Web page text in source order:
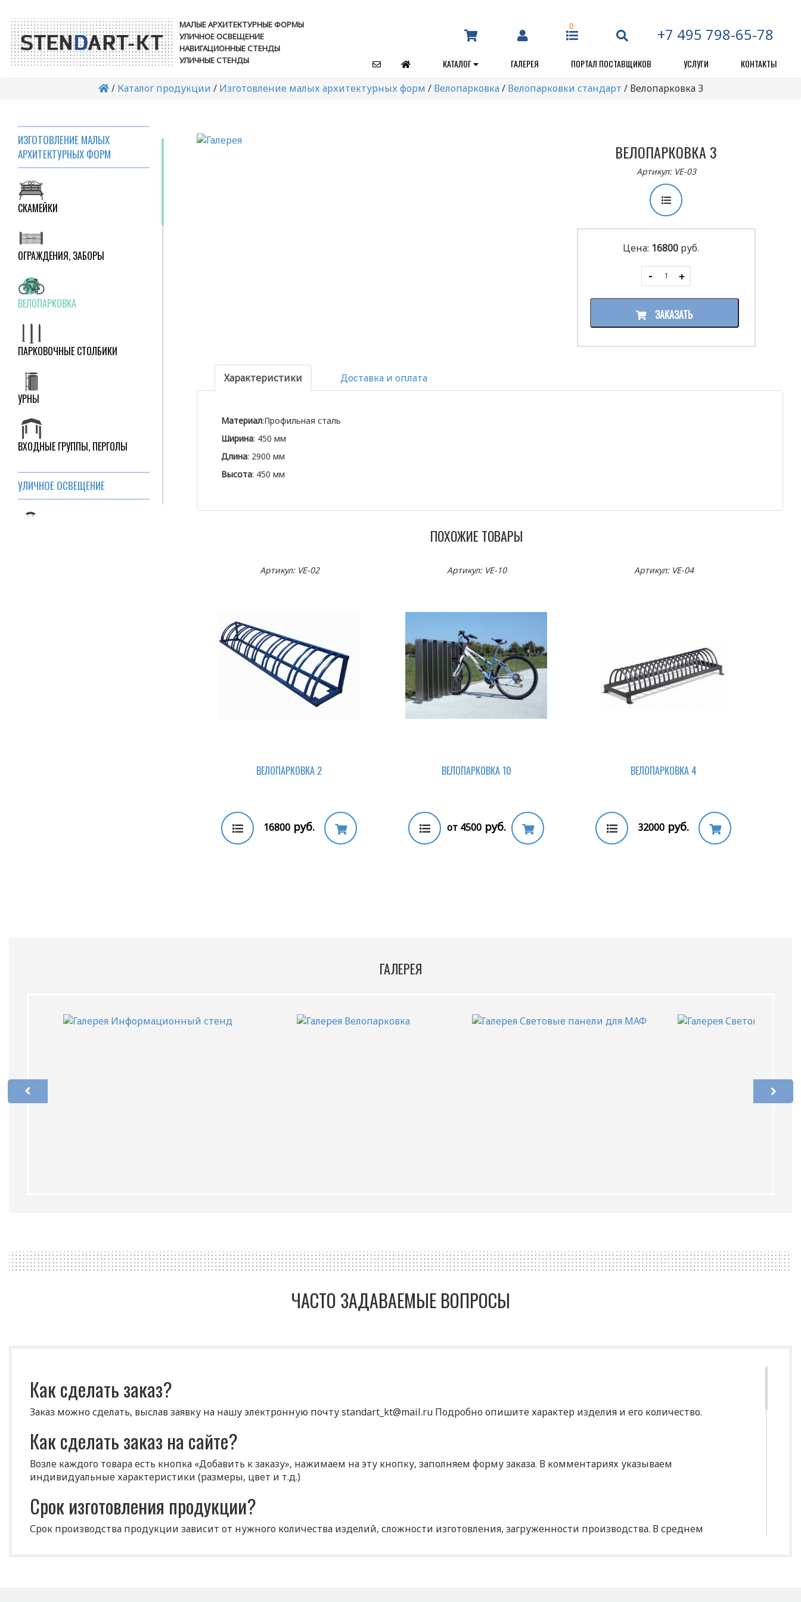
МАЛЫЕ АРХИТЕКТУРНЫЕ ФОРМЫ
УЛИЧНОЕ ОСВЕЩЕНИЕ
НАВИГАЦИОННЫЕ СТЕНДЫ
УЛИЧНЫЕ СТЕНДЫ
0 +7 495 798-65-78
КАТАЛОГ ГАЛЕРЕЯ ПОРТАЛ ПОСТАВЩИКОВ УСЛУГИ КОНТАКТЫ
/ Каталог продукции / Изготовление малых архитектурных форм / Велопарковка/ Велопарковки стандарт / Велопарковка 3
ИЗГОТОВЛЕНИЕ МАЛЫХ
АРХИТЕКТУРНЫХ ФОРМ
СКАМЕЙКИ
ОГРАЖДЕНИЯ, ЗАБОРЫ
ВЕЛОПАРКОВКА
ПАРКОВОЧНЫЕ СТОЛБИКИ
УРНЫ
ВХОДНЫЕ ГРУППЫ, ПЕРГОЛЫ
УЛИЧНОЕ ОСВЕЩЕНИЕ
СТЕНДЫ ДЛЯ ПАРКОВ
ТАБЛИЧКИ ДЛЯ ПЛОЩАДОК
ПРОДУКЦИЯ
МОБИЛЬНЫЕ СТЕНДЫ
ЛОГОТИПЫ НА ОДЕЖДЕ
СТРОИТЕЛЬНЫЕ СТЕНДЫ
«ПАСПОРТ ОБЪЕКТА»
ВЕЛОПАРКОВКА 3
Артикул: VE-03
Цена: 16800 руб.
ЗАКАЗАТЬ
Характеристики Доставка и оплата
Материал:Профильная сталь
Ширина: 450 мм
Длина: 2900 мм
Высота: 450 мм
ПОХОЖИЕ ТОВАРЫ
Артикул: VE-02
ВЕЛОПАРКОВКА 2
16800 руб.
Артикул: VE-10
ВЕЛОПАРКОВКА 10
от 4500руб.
Артикул: VE-04
ВЕЛОПАРКОВКА 4
32000 руб.
ГАЛЕРЕЯ
ЧАСТО ЗАДАВАЕМЫЕ ВОПРОСЫ
Как сделать заказ?
Заказ можно сделать, выслав заявку на нашу электронную почту standart_kt@mail.ru Подробно опишите характер изделия и его количество.
Как сделать заказ на сайте?
Возле каждого товара есть кнопка «Добавить к заказу», нажимаем на эту кнопку, заполняем форму заказа. В комментариях указываем
индивидуальные характеристики (размеры, цвет и т.д.)
Срок изготовления продукции?
Срок производства продукции зависит от нужного количества изделий, сложности изготовления, загруженности производства. В среднем